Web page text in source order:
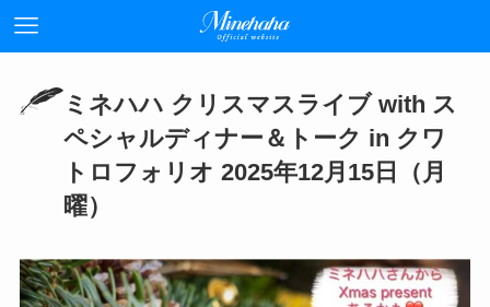
ミネハハ クリスマスライブ with ス
ペシャルディナー＆トーク in クワ
トロフォリオ 2025年12月15日（月
曜）